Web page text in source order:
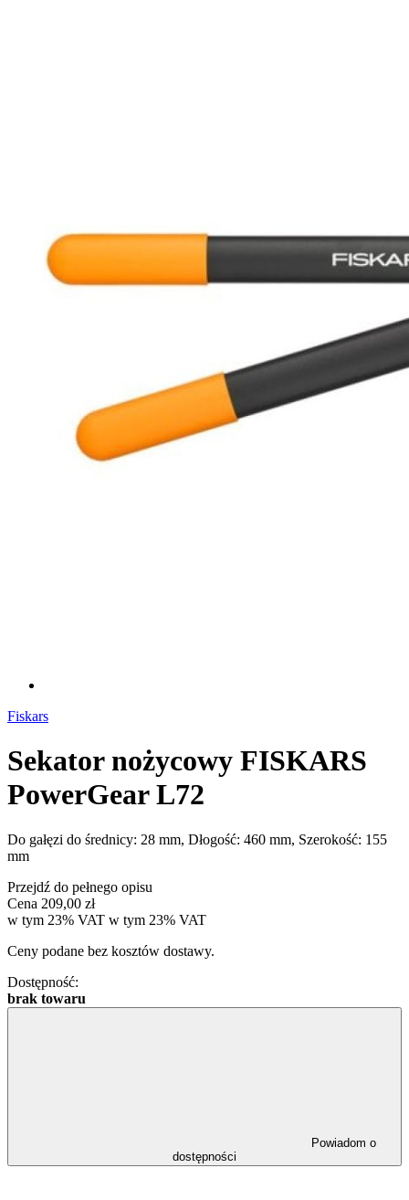
Fiskars
Sekator nożycowy FISKARS
PowerGear L72
Do gałęzi do średnicy: 28 mm, Dłogość: 460 mm, Szerokość: 155
mm
Przejdź do pełnego opisu
Cena 209,00 zł
w tym 23% VAT w tym 23% VAT
Ceny podane bez kosztów dostawy.
Dostępność:
brak towaru
dostępności